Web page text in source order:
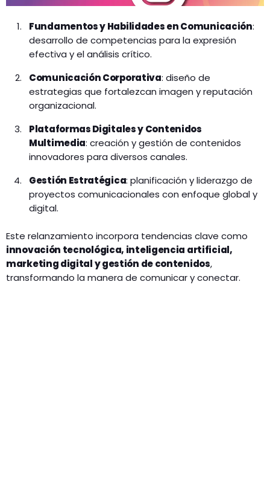
Fundamentos y Habilidades en Comunicación:
desarrollo de competencias para la expresión
efectiva y el análisis crítico.
Comunicación Corporativa: diseño de
estrategias que fortalezcan imagen y reputación
organizacional.
Plataformas Digitales y Contenidos
Multimedia: creación y gestión de contenidos
innovadores para diversos canales.
Gestión Estratégica: planificación y liderazgo de
proyectos comunicacionales con enfoque global y
digital.
Este relanzamiento incorpora tendencias clave como
innovación tecnológica, inteligencia artificial,
marketing digital y gestión de contenidos,
transformando la manera de comunicar y conectar.